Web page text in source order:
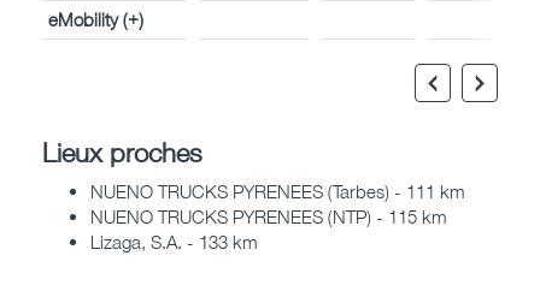
eMobility (+)
Lieux proches
NUENO TRUCKS PYRENEES (Tarbes) - 111 km
NUENO TRUCKS PYRENEES (NTP) - 115 km
Lizaga, S.A. - 133 km